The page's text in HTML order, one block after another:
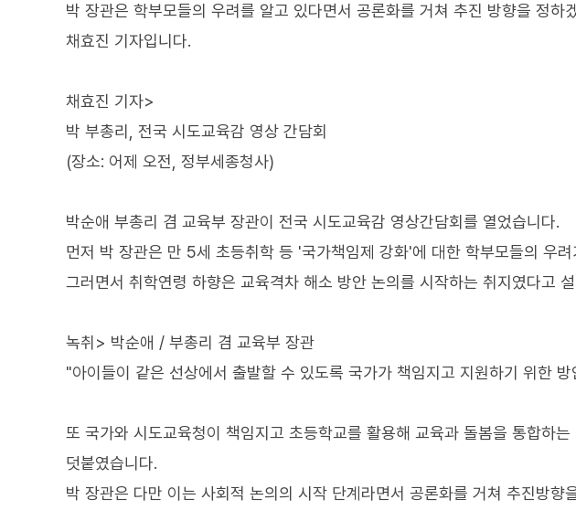
박 장관은 학부모들의 우려를 알고 있다면서 공론화를 거쳐 추진 방향을 정하
채효진 기자입니다.
채효진 기자>
박 부총리, 전국 시도교육감 영상 간담회
(장소: 어제 오전, 정부세종청사)
박순애 부총리 겸 교육부 장관이 전국 시도교육감 영상간담회를 열었습니다.
먼저 박 장관은 만 5세 초등취학 등 '국가책임제 강화'에 대한 학부모들의 우
그러면서 취학연령 하향은 교육격차 해소 방안 논의를 시작하는 취지였다고
녹취> 박순애 / 부총리 겸 교육부 장관
"아이들이 같은 선상에서 출발할 수 있도록 국가가 책임지고 지원하기 위한
또 국가와 시도교육청이 책임지고 초등학교를 활용해 교육과 돌봄을 통합하
덧붙였습니다.
박 장관은 다만 이는 사회적 논의의 시작 단계라면서 공론화를 거쳐 추진방향